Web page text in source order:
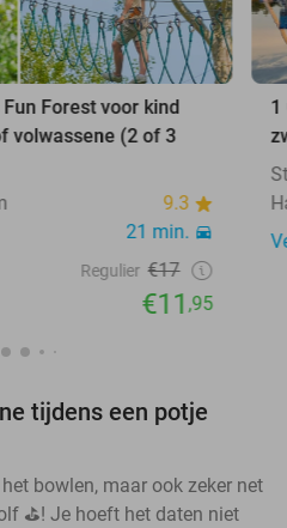
Forest voor kind
volwassene (2 of 3
9.3
21 min.
Regulier €17
€11,95
1
tijdens een potje
bowlen, maar ook zeker net
⛳! Je hoeft het daten niet